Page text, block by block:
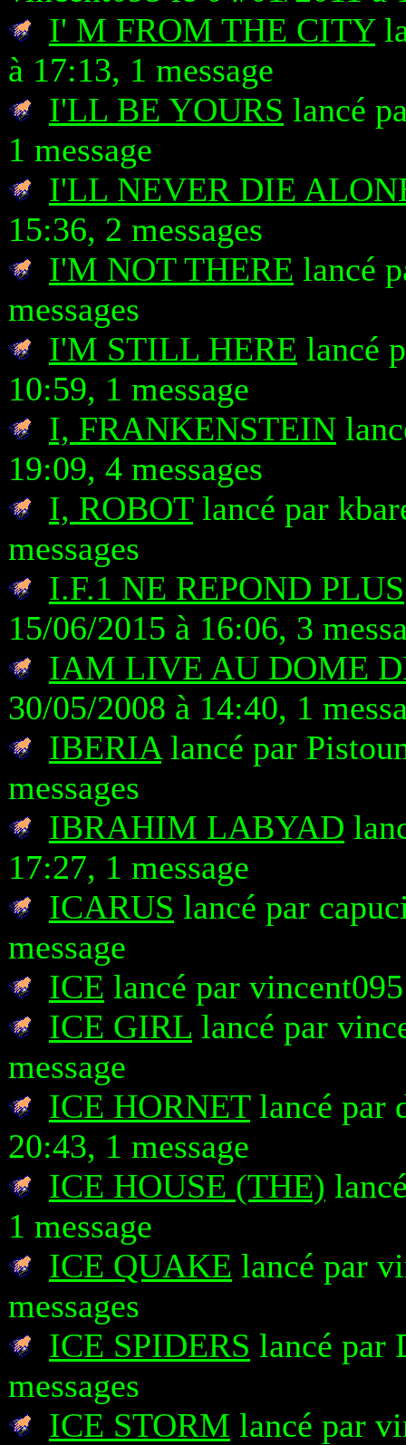
I' M FROM THE CITY
à 17:13, 1 message
I'LL BE YOURS lancé
1 message
I'LL NEVER DIE
15:36, 2 messages
I'M NOT THERE lancé
messages
I'M STILL HERE lancé
10:59, 1 message
I, FRANKENSTEIN
19:09, 4 messages
I, ROBOTlancé par
messages
I.F.1 NE REPOND PLUS
15/06/2015 à 16:06, 3
IAM LIVE AU DOME
30/05/2008 à 14:40, 1
IBERIAlancé par
messages
IBRAHIM LABYAD
17:27, 1 message
ICARUS lancé par
message
ICE lancé par
ICE GIRL lancé par
message
ICE HORNETlancé par
20:43, 1 message
ICE HOUSE (THE)
1 message
ICE QUAKE lancé par
messages
ICE SPIDERS lancé par
messages
ICE STORM lancé par